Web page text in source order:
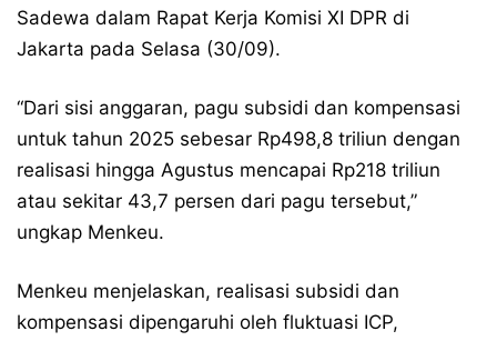
Sadewa dalam Rapat Kerja Komisi XI DPR di
Jakarta pada Selasa (30/09).
“Dari sisi anggaran, pagu subsidi dan kompensasi
untuk tahun 2025 sebesar Rp498,8 triliun dengan
realisasi hingga Agustus mencapai Rp218 triliun
atau sekitar 43,7 persen dari pagu tersebut,”
ungkap Menkeu.
Menkeu menjelaskan, realisasi subsidi dan
kompensasi dipengaruhi oleh fluktuasi ICP,